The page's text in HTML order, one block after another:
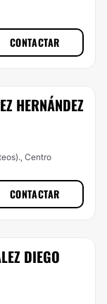
CONTACTAR
HERNÁNDEZ
Centro
CONTACTAR
DIEGO